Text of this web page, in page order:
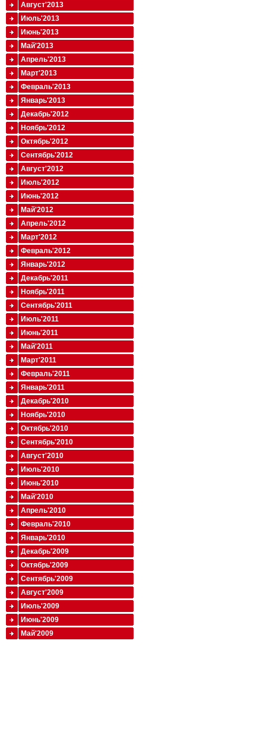
Август'2013
Июль'2013
Июнь'2013
Май'2013
Апрель'2013
Март'2013
Февраль'2013
Январь'2013
Декабрь'2012
Ноябрь'2012
Октябрь'2012
Сентябрь'2012
Август'2012
Июль'2012
Июнь'2012
Май'2012
Апрель'2012
Март'2012
Февраль'2012
Январь'2012
Декабрь'2011
Ноябрь'2011
Сентябрь'2011
Июль'2011
Июнь'2011
Май'2011
Март'2011
Февраль'2011
Январь'2011
Декабрь'2010
Ноябрь'2010
Октябрь'2010
Сентябрь'2010
Август'2010
Июль'2010
Июнь'2010
Май'2010
Апрель'2010
Февраль'2010
Январь'2010
Декабрь'2009
Октябрь'2009
Сентябрь'2009
Август'2009
Июль'2009
Июнь'2009
Май'2009